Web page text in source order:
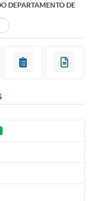
DEPARTAMENTO DE